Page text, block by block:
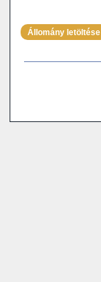
Állomány letöltése